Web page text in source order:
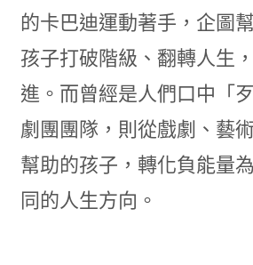
的卡巴迪運動著手，企圖
孩子打破階級、翻轉人生
進。而曾經是人們口中「
劇團團隊，則從戲劇、藝
幫助的孩子，轉化負能量
同的人生方向。